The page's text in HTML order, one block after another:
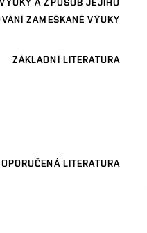
A ZPŮSOB JEJÍHO
ZAMEŠKANÉ VÝUKY
ZÁKLADNÍ LITERATURA
LITERATURA